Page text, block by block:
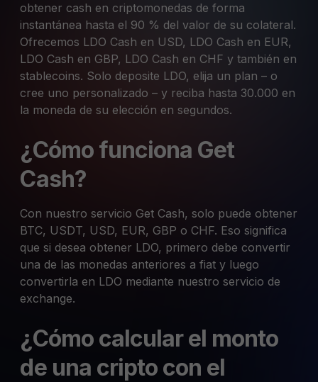
obtener cash en criptomonedas de forma
instantánea hasta el 90 % del valor de su colateral.
Ofrecemos LDO Cash en USD, LDO Cash en EUR,
LDO Cash en GBP, LDO Cash en CHF y también en
stablecoins. Solo deposite LDO, elija un plan – o
cree uno personalizado – y reciba hasta 30.000 en
la moneda de su elección en segundos.
¿Cómo funciona Get
Cash?
Con nuestro servicio Get Cash, solo puede obtener
BTC, USDT, USD, EUR, GBP o CHF. Eso significa
que si desea obtener LDO, primero debe convertir
una de las monedas anteriores a fiat y luego
convertirla en LDO mediante nuestro servicio de
exchange.
¿Cómo calcular el monto
de una cripto con el